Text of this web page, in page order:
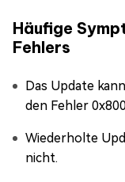
Häufige
Fehlers
Das Update
den Fehler
Wiederholte
nicht.